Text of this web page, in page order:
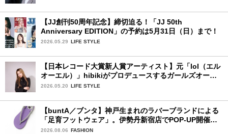
【JJ創刊50周年記念】締切迫る！「JJ 50th
Anniversary EDITION」の予約は5月31日（日）まで！
2026.05.29 LIFE STYLE
【日本レコード大賞新人賞アーティスト】元「lol（エル
オーエル）」hibikiがプロデュースするガールズオーデ
ィションが始動！ 応募は5月31日（日）まで
2026.05.20 LIFE STYLE
【buntA／ブンタ】神戸生まれのラバーブランドによる
「足育フットウェア」。伊勢丹新宿店でPOP-UP開催
中！
2026.08.06 FASHION